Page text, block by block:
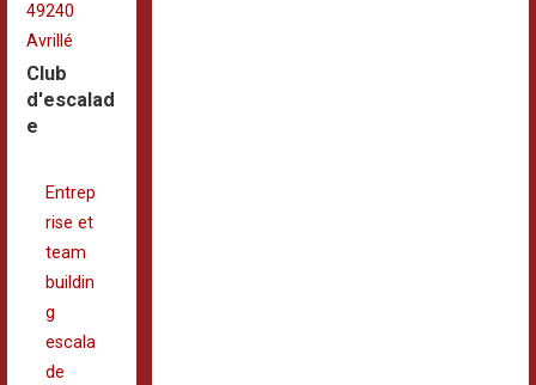
49240
Avrillé
Club
d'escalad
e
Entrep
rise et
team
buildin
g
escala
de